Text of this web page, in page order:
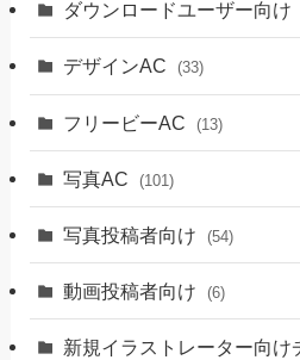
ダウンロードユーザー向け
デザインAC (33)
フリービーAC (13)
写真AC (101)
写真投稿者向け (54)
動画投稿者向け (6)
新規イラストレーター向け